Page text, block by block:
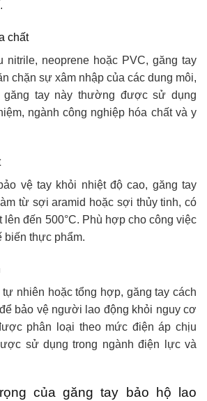
chất
nitrile, neoprene hoặc PVC, găng tay
chặn sự xâm nhập của các dung môi,
găng tay này thường được sử dụng
ngành công nghiệp hóa chất và y
vệ tay khỏi nhiệt độ cao, găng tay
từ sợi aramid hoặc sợi thủy tinh, có
lên đến 500°C. Phù hợp cho công việc
biến thực phẩm.
nhiên hoặc tổng hợp, găng tay cách
bảo vệ người lao động khỏi nguy cơ
phân loại theo mức điện áp chịu
sử dụng trong ngành điện lực và
của găng tay bảo hộ lao